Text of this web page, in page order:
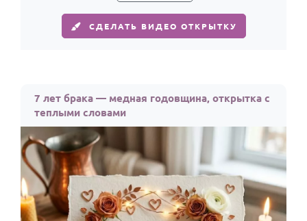
СДЕЛАТЬ ВИДЕО ОТКРЫТКУ
7 лет брака — медная годовщина, открытка с
теплыми словами